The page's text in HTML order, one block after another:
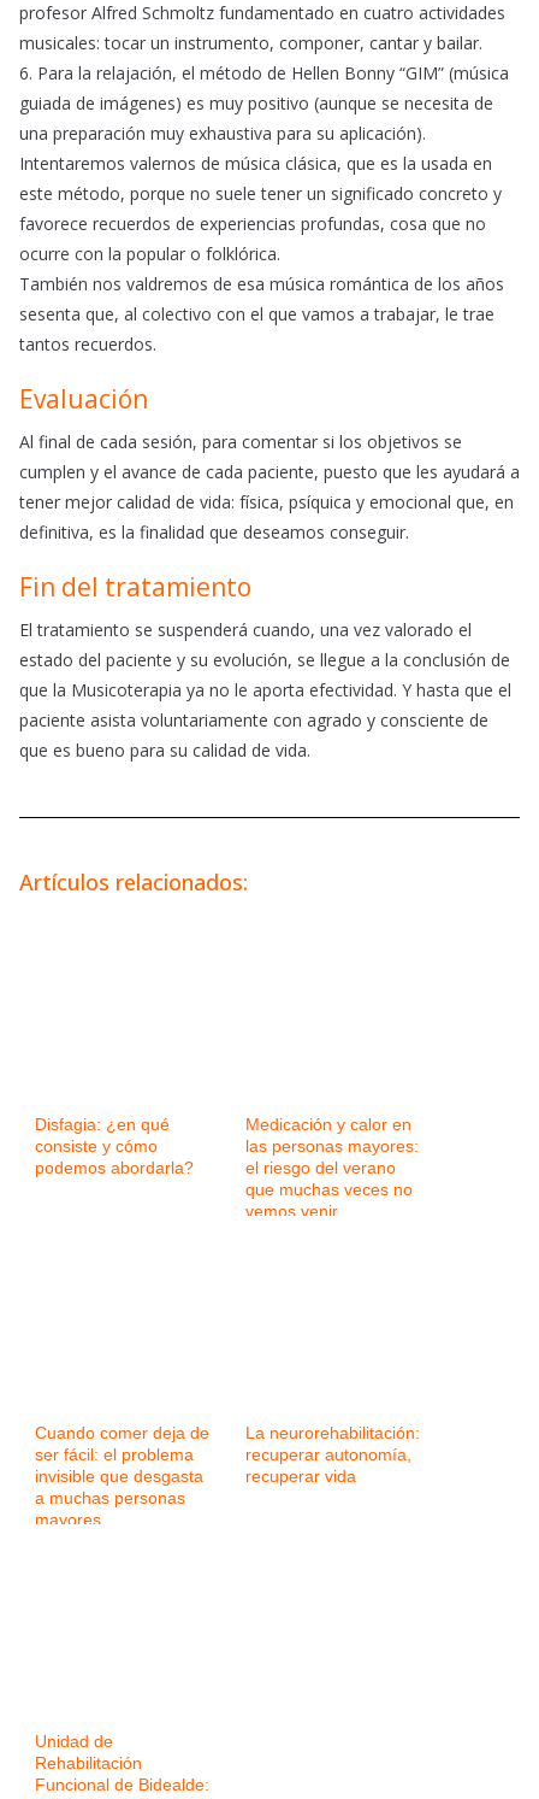
profesor Alfred Schmoltz fundamentado en cuatro actividades
musicales: tocar un instrumento, componer, cantar y bailar.
6. Para la relajación, el método de Hellen Bonny “GIM” (música
guiada de imágenes) es muy positivo (aunque se necesita de
una preparación muy exhaustiva para su aplicación).
Intentaremos valernos de música clásica, que es la usada en
este método, porque no suele tener un significado concreto y
favorece recuerdos de experiencias profundas, cosa que no
ocurre con la popular o folklórica.
También nos valdremos de esa música romántica de los años
sesenta que, al colectivo con el que vamos a trabajar, le trae
tantos recuerdos.
Evaluación
Al final de cada sesión, para comentar si los objetivos se
cumplen y el avance de cada paciente, puesto que les ayudará a
tener mejor calidad de vida: física, psíquica y emocional que, en
definitiva, es la finalidad que deseamos conseguir.
Fin del tratamiento
El tratamiento se suspenderá cuando, una vez valorado el
estado del paciente y su evolución, se llegue a la conclusión de
que la Musicoterapia ya no le aporta efectividad. Y hasta que el
paciente asista voluntariamente con agrado y consciente de
que es bueno para su calidad de vida.
Artículos relacionados:
Disfagia: ¿en qué
consiste y cómo
podemos abordarla?
Medicación y calor en
las personas mayores:
el riesgo del verano
que muchas veces no
vemos venir
Cuando comer deja de
ser fácil: el problema
invisible que desgasta
a muchas personas
mayores
La neurorehabilitación:
recuperar autonomía,
recuperar vida
Unidad de
Rehabilitación
Funcional de Bidealde: